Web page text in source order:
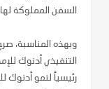
السفن المملوكة
وبهذه المناسبة،
التنفيذي أدنوك
رئيسياً لنمو أدنوك